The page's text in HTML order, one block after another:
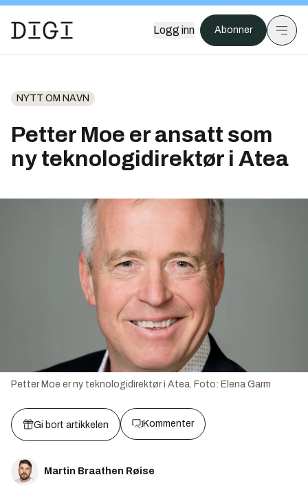
Logg inn Abonner
NYTT OM NAVN
Petter Moe er ansatt som
ny teknologidirektør i Atea
Petter Moe er ny teknologidirektør i Atea. Foto: Elena Garm
Gi bort artikkelen Kommenter
Martin Braathen Røise